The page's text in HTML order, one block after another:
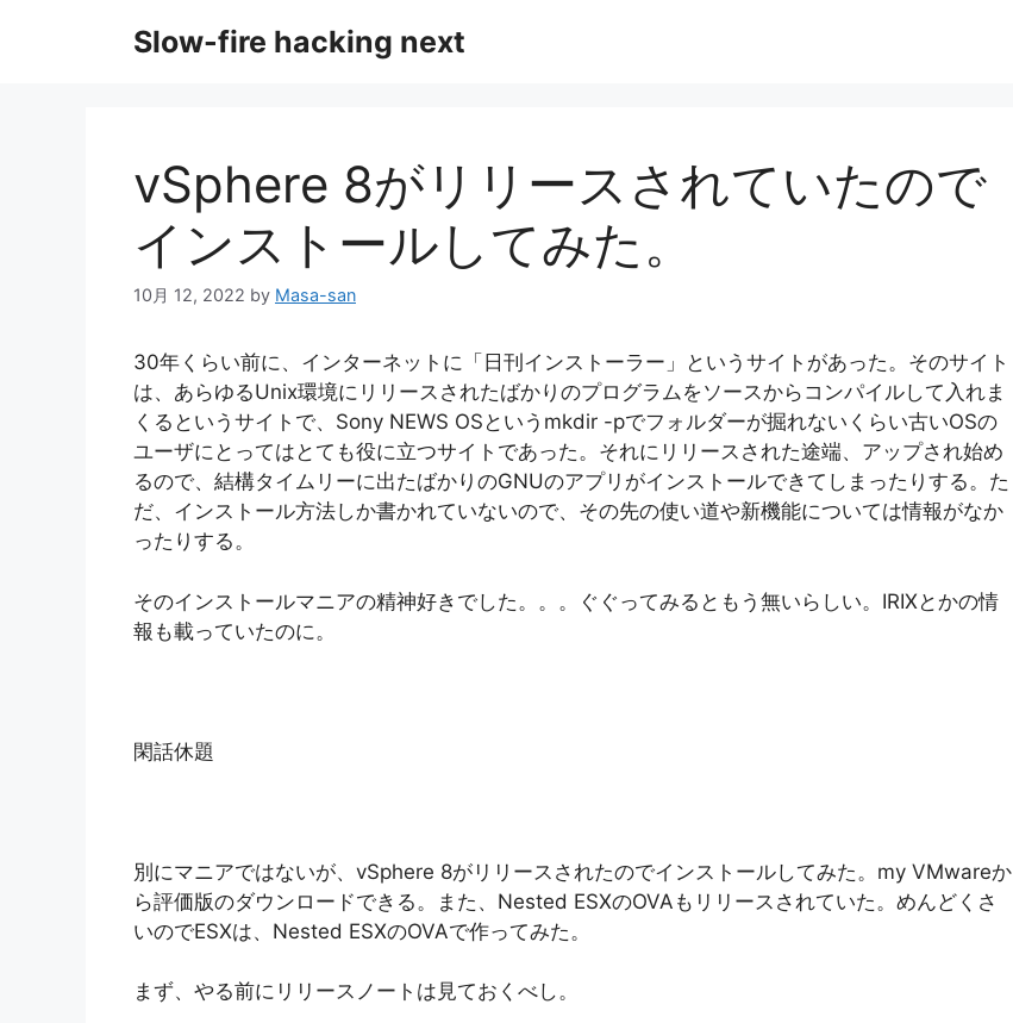
Slow-fire hacking next
vSphere 8がリリースされていたので
インストールしてみた。
10月 12, 2022 by Masa-san
30年くらい前に、インターネットに「日刊インストーラー」というサイトがあった。そのサイト
は、あらゆるUnix環境にリリースされたばかりのプログラムをソースからコンパイルして入れま
くるというサイトで、Sony NEWS OSというmkdir -pでフォルダーが掘れないくらい古いOSの
ユーザにとってはとても役に立つサイトであった。それにリリースされた途端、アップされ始め
るので、結構タイムリーに出たばかりのGNUのアプリがインストールできてしまったりする。た
だ、インストール方法しか書かれていないので、その先の使い道や新機能については情報がなか
ったりする。
そのインストールマニアの精神好きでした。。。ぐぐってみるともう無いらしい。IRIXとかの情
報も載っていたのに。
閑話休題
別にマニアではないが、vSphere 8がリリースされたのでインストールしてみた。my VMwareか
ら評価版のダウンロードできる。また、Nested ESXのOVAもリリースされていた。めんどくさ
いのでESXは、Nested ESXのOVAで作ってみた。
まず、やる前にリリースノートは見ておくべし。